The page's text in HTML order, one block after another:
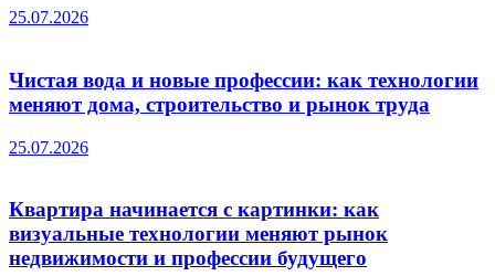
25.07.2026
Чистая вода и новые профессии: как технологии
меняют дома, строительство и рынок труда
25.07.2026
Квартира начинается с картинки: как
визуальные технологии меняют рынок
недвижимости и профессии будущего